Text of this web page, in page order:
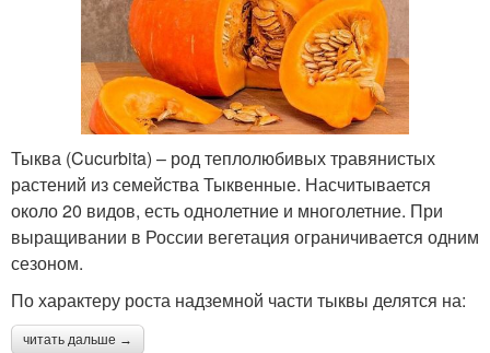
Тыква (Cucurbita) – род теплолюбивых травянистых
растений из семейства Тыквенные. Насчитывается
около 20 видов, есть однолетние и многолетние. При
выращивании в России вегетация ограничивается одним
сезоном.
По характеру роста надземной части тыквы делятся на:
читать дальше →